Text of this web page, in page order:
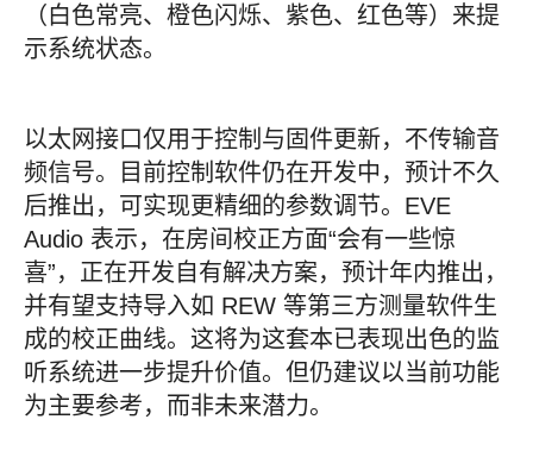
（白色常亮、橙色闪烁、紫色、红色等）来提
示系统状态。
以太网接口仅用于控制与固件更新，不传输音
频信号。目前控制软件仍在开发中，预计不久
后推出，可实现更精细的参数调节。EVE
Audio 表示，在房间校正方面“会有一些惊
喜”，正在开发自有解决方案，预计年内推出，
并有望支持导入如 REW 等第三方测量软件生
成的校正曲线。这将为这套本已表现出色的监
听系统进一步提升价值。但仍建议以当前功能
为主要参考，而非未来潜力。